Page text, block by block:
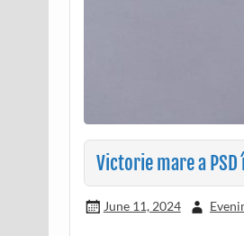
Victorie mare a
June 11, 2024